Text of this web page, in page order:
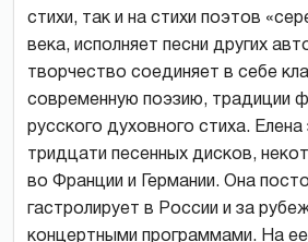
стихи, так и на стихи поэтов
века, исполняет песни других
творчество соединяет в себе
современную поэзию, традиции
русского духовного стиха. Елена
тридцати песенных дисков,
во Франции и Германии. Она
гастролирует в России и за
концертными программами. На